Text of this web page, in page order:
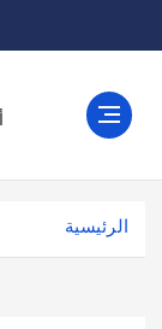
ز
الرئيسية